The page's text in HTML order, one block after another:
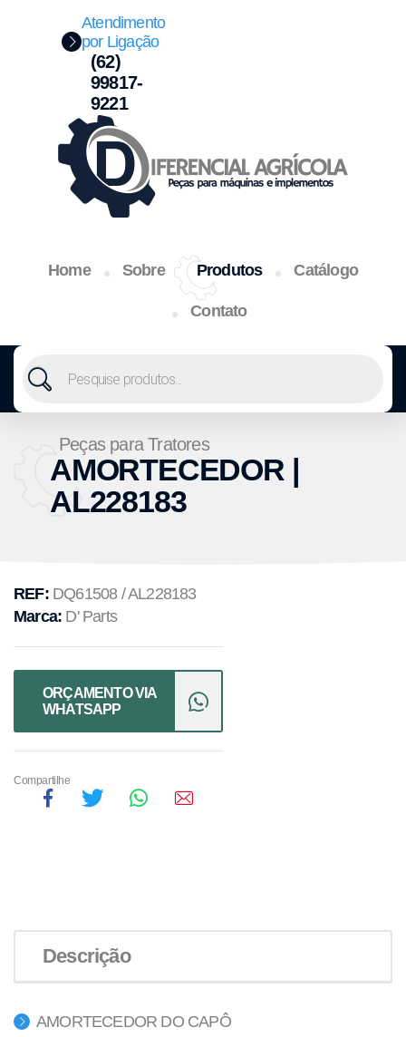
Home Sobre Produtos Catálogo
Contato
Atendimento
por Ligação
(62)
99817-
9221
Peças para Tratores
AMORTECEDOR |
AL228183
REF: DQ61508 / AL228183
Marca: D' Parts
ORÇAMENTO VIA
WHATSAPP
Compartilhe
Descrição
AMORTECEDOR DO CAPÔ